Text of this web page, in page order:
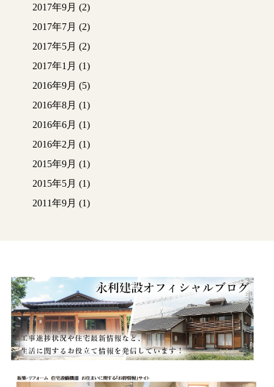
2017年9月 (2)
2017年7月 (2)
2017年5月 (2)
2017年1月 (1)
2016年9月 (5)
2016年8月 (1)
2016年6月 (1)
2016年2月 (1)
2015年9月 (1)
2015年5月 (1)
2011年9月 (1)